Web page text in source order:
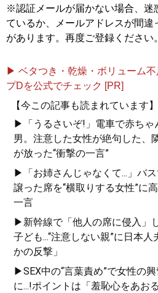
※認証メールが届かない場合、迷
ているか、メールアドレスが間違
があります。再度ご登録ください。
▶ ベタつき・乾燥・ボリューム
プDを公式でチェック [PR]
【今この記事も読まれています】
▶「うるさいぞ!」電車で赤ちゃ
男。注意した女性が絶句した、
が放った“衝撃の一言”
▶「お姉さんじゃなくて...」バ
譲った席を“横取りする女性”に
一言
▶新幹線で「他人の席に侵入」
子ども...“注意しない親”に日本人
かの反撃」
▶SEX中の“言葉責め”で女性の
に...!ポイントは「羞恥心をあお